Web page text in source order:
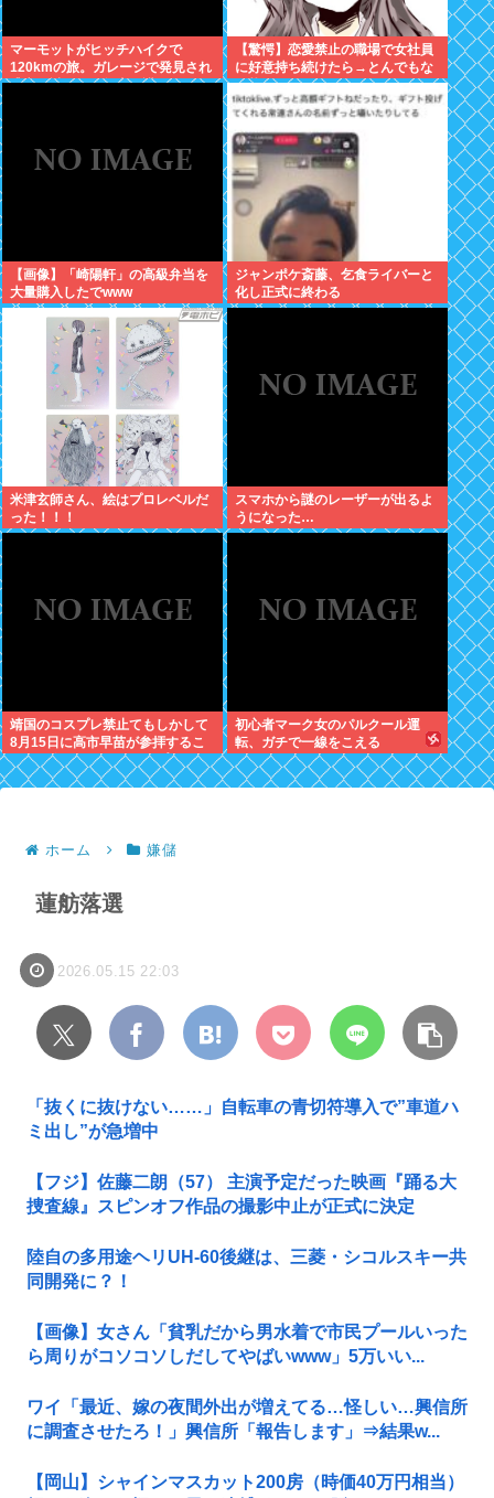
マーモットがヒッチハイクで
120kmの旅。ガレージで発見され
逃亡を試みるも無事保護
【驚愕】恋愛禁止の職場で女社員
に好意持ち続けたら→とんでもな
い状況にwww
【画像】「崎陽軒」の高級弁当を
大量購入したでwww
ジャンポケ斎藤、乞食ライバーと
化し正式に終わる
米津玄師さん、絵はプロレベルだ
った！！！
スマホから謎のレーザーが出るよ
うになった…
靖国のコスプレ禁止てもしかして
8月15日に高市早苗が参拝するこ
とへの布石か？そらコスプレした
馬鹿がいたら絵にならないしな
初心者マーク女のパルクール運
転、ガチで一線をこえる
ホーム 嫌儲
蓮舫落選
2026.05.15 22:03
「抜くに抜けない……」自転車の青切符導入で”車道ハ
ミ出し”が急増中
【フジ】佐藤二朗（57） 主演予定だった映画『踊る大
捜査線』スピンオフ作品の撮影中止が正式に決定
陸自の多用途ヘリUH-60後継は、三菱・シコルスキー共
同開発に？！
【画像】女さん「貧乳だから男水着で市民プールいった
ら周りがコソコソしだしてやばいwww」5万いい...
ワイ「最近、嫁の夜間外出が増えてる…怪しい…興信所
に調査させたろ！」興信所「報告します」⇒結果w...
【岡山】シャインマスカット200房（時価40万円相当）